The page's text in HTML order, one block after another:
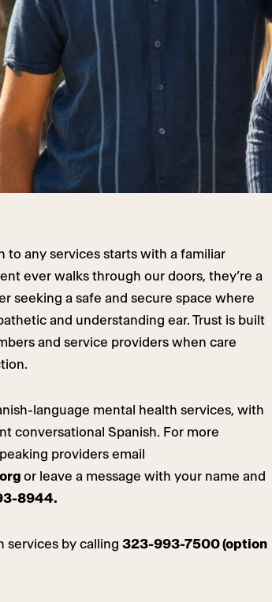
to any services starts with a familiar
ever walks through our doors, they’re a
seeking a safe and secure space where
and understanding ear. Trust is built
and service providers when care
language mental health services, with
conversational Spanish. For more
providers email
or leave a message with your name and
8944.
services by calling 323-993-7500 (option